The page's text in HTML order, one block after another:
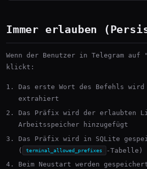
Immer erlauben
Wenn der Benutzer in Telegram auf
klickt:
Das erste Wort des Befehls
extrahiert
Das Präfix wird der erlaubten
Arbeitsspeicher hinzugefügt
Das Präfix wird in SQLite
(
terminal_allowed_prefixes
-Tabelle)
Beim Neustart werden